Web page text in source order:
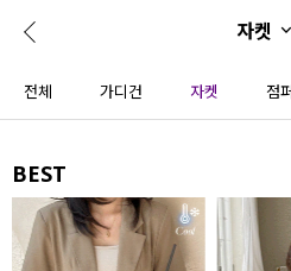
로그인
콘텐츠 리뷰 & 혜택
CATEGORY
자켓
전체 가디건 자켓 점
BEST